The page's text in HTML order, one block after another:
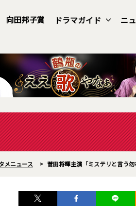
向田邦子賞 ドラマガイド ニ
メニュース > 菅田将暉主演「ミステリと言う